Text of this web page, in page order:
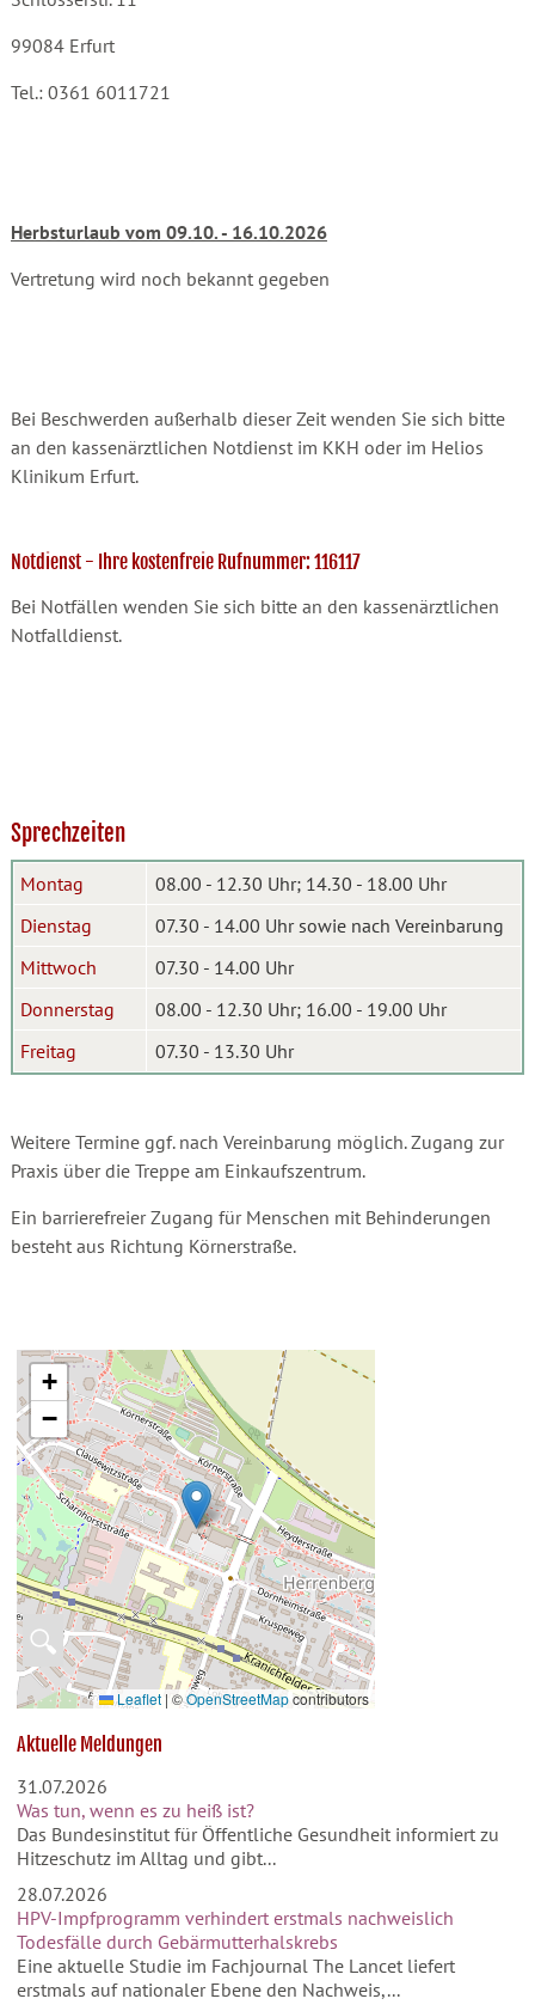
99084 Erfurt
Tel.: 0361 6011721
Herbsturlaub vom 09.10. - 16.10.2026
Vertretung wird noch bekannt gegeben
Bei Beschwerden außerhalb dieser Zeit wenden Sie sich bitte
an den kassenärztlichen Notdienst im KKH oder im Helios
Klinikum Erfurt.
Notdienst - Ihre kostenfreie Rufnummer: 116117
Bei Notfällen wenden Sie sich bitte an den kassenärztlichen
Notfalldienst.
Sprechzeiten
Montag
08.00 - 12.30 Uhr; 14.30 - 18.00 Uhr
Dienstag
07.30 - 14.00 Uhr sowie nach Vereinbarung
Mittwoch
07.30 - 14.00 Uhr
Donnerstag
08.00 - 12.30 Uhr; 16.00 - 19.00 Uhr
Freitag
07.30 - 13.30 Uhr
Weitere Termine ggf. nach Vereinbarung möglich. Zugang zur
Praxis über die Treppe am Einkaufszentrum.
Ein barrierefreier Zugang für Menschen mit Behinderungen
besteht aus Richtung Körnerstraße.
🔍
+
−
Leaflet | ©OpenStreetMapcontributors
Aktuelle Meldungen
31.07.2026
Was tun, wenn es zu heiß ist?
Das Bundesinstitut für Öffentliche Gesundheit informiert zu
Hitzeschutz im Alltag und gibt...
28.07.2026
HPV-Impfprogramm verhindert erstmals nachweislich
Todesfälle durch Gebärmutterhalskrebs
Eine aktuelle Studie im Fachjournal The Lancet liefert
erstmals auf nationaler Ebene den Nachweis,...